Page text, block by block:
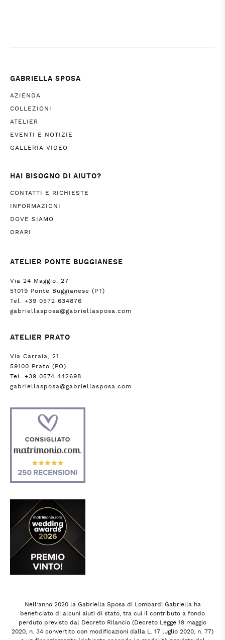
GABRIELLA SPOSA
AZIENDA
COLLEZIONI
ATELIER
EVENTI E NOTIZIE
GALLERIA VIDEO
HAI BISOGNO DI AIUTO?
CONTATTI E RICHIESTE
INFORMAZIONI
DOVE SIAMO
ORARI
ATELIER PONTE BUGGIANESE
Via 24 Maggio, 27
51019 Ponte Buggianese (PT)
Tel. +39 0572 634876
gabriellasposa@gabriellasposa.com
ATELIER PRATO
Via Carraia, 21
59100 Prato (PO)
Tel. +39 0574 442698
gabriellasposa@gabriellasposa.com
Nell’anno 2020 la Gabriella Sposa di Lombardi Gabriella ha
beneficiato di alcuni aiuti di stato, tra cui il contributo a fondo
perduto previsto dal Decreto Rilancio (Decreto Legge 19 maggio
2020, n. 34 convertito con modificazioni dalla L. 17 luglio 2020, n. 77)